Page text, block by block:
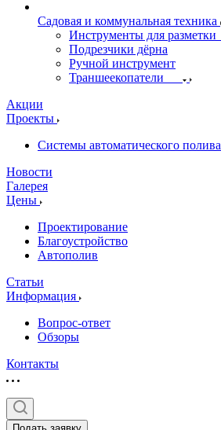
Садовая и коммунальная техника
Инструменты для разметки
Подрезчики дёрна
Ручной инструмент
Траншеекопатели
Акции
Проекты
Системы автоматического полива
Новости
Галерея
Цены
Проектирование
Благоустройство
Автополив
Статьи
Информация
Вопрос-ответ
Обзоры
Контакты